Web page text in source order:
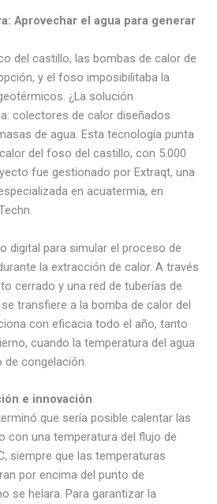
Aprovechar el agua para generar
del castillo, las bombas de calor de
y el foso imposibilitaba la
¿La solución
colectores de calor diseñados
de agua. Esta tecnología punta
del foso del castillo, con 5.000
fue gestionado por Extraqt, una
en acuatermia, en
digital para simular el proceso de
la extracción de calor. A través
cerrado y una red de tuberías de
transfiere a la bomba de calor del
con eficacia todo el año, tanto
cuando la temperatura del agua
congelación.
e innovación
que sería posible calentar las
con una temperatura del flujo de
siempre que las temperaturas
por encima del punto de
se helara. Para garantizar la